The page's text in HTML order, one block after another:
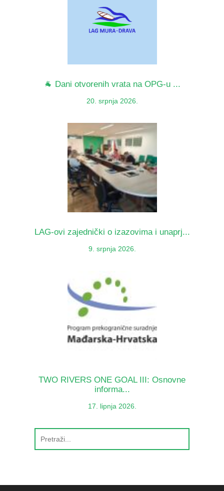
🐐 Dani otvorenih vrata na OPG-u ...
20. srpnja 2026.
LAG-ovi zajednički o izazovima i unaprj...
9. srpnja 2026.
TWO RIVERS ONE GOAL III: Osnovne
informa...
17. lipnja 2026.